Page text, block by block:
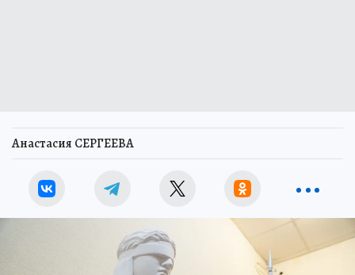
Анастасия СЕРГЕЕВА